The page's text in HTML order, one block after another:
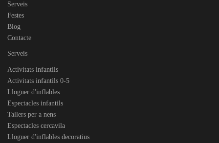
Serveis
Festes
Blog
Contacte
Serveis
Activitats infantils
Activitats infantils 0-5
Lloguer d'inflables
Espectacles infantils
Tallers per a nens
Espectacles cercavila
Lloguer d'inflables decoratius